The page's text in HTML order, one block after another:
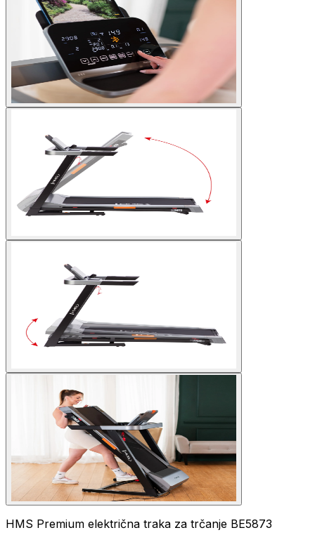
HMS Premium električna traka za trčanje BE5873